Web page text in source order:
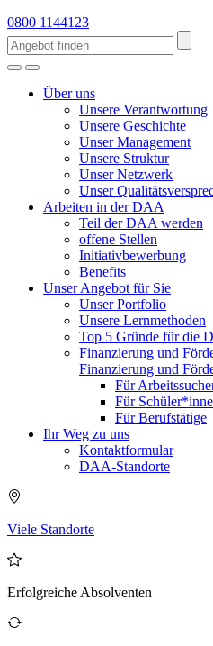
0800 1144123
Über uns
Unsere Verantwortung
Unsere Geschichte
Unser Management
Unsere Struktur
Unser Netzwerk
Unser
Arbeiten in der DAA
Teil der DAA werden
offene Stellen
Initiativbewerbung
Benefits
Unser Angebot für Sie
Unser Portfolio
Unsere Lernmethoden
Top 5 Gründe für die
Finanzierung und
Finanzierung und
Für
Für
Für Berufstätige
Ihr Weg zu uns
Kontaktformular
DAA-Standorte
Viele Standorte
Erfolgreiche Absolventen